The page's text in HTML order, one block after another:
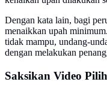
Dengan kata lain, bagi
menaikkan upah
tidak mampu, undang-
dengan melakukan
Saksikan Video